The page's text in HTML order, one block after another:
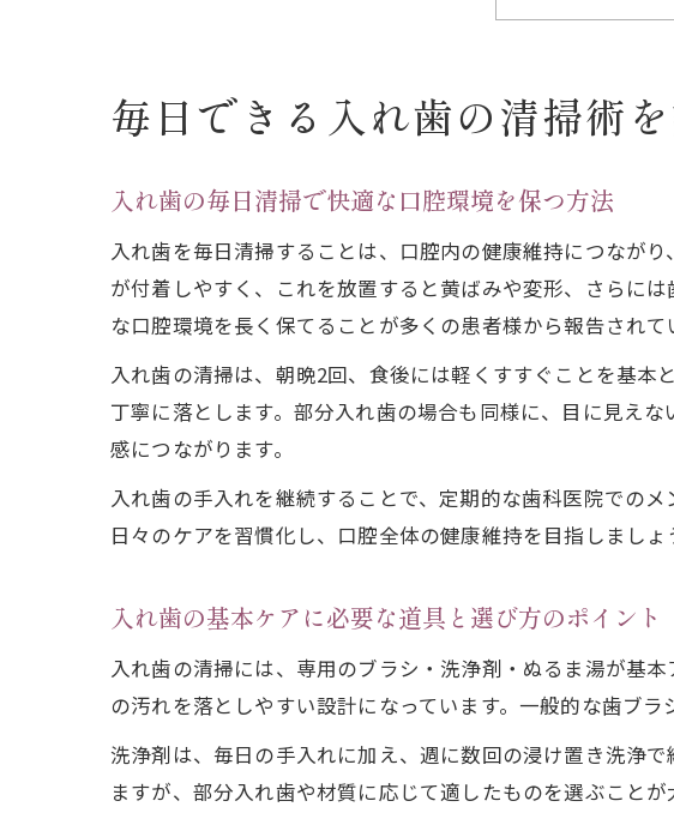
入れ歯
頑固な汚れ
入れ歯
専用ブ
入れ
部分
入れ歯
部分入れ
部分
入れ
毎日できる入れ歯の清掃術
入れ歯の毎日清掃で快適な口腔環境を保つ方法
入れ歯を毎日清掃することは、口腔内の健康維持につなが
が付着しやすく、これを放置すると黄ばみや変形、さらに
な口腔環境を長く保てることが多くの患者様から報告されて
入れ歯の清掃は、朝晩2回、食後には軽くすすぐことを基
丁寧に落とします。部分入れ歯の場合も同様に、目に見え
感につながります。
入れ歯の手入れを継続することで、定期的な歯科医院での
日々のケアを習慣化し、口腔全体の健康維持を目指しましょ
入れ歯の基本ケアに必要な道具と選び方のポイント
入れ歯の清掃には、専用のブラシ・洗浄剤・ぬるま湯が基
の汚れを落としやすい設計になっています。一般的な歯ブ
洗浄剤は、毎日の手入れに加え、週に数回の浸け置き洗浄
ますが、部分入れ歯や材質に応じて適したものを選ぶこと